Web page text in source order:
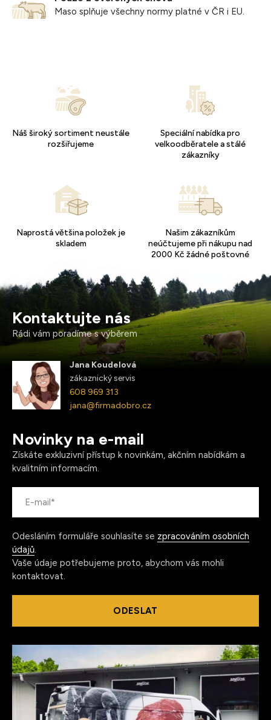
Maso splňuje všechny normy platné v ČR i EU.
Náš široký sortiment neustále
rozšiřujeme
Speciální nabídka pro
velkoodběratele a stálé
zákazníky
Naprostá většina položek je
skladem
Našim zákazníkům
neúčtujeme při nákupu nad
2000 Kč žádné poštovné
Kontaktujte nás
Rádi vám poradíme s výběrem
Jana Koudelová
zákaznický servis
608 969 313
jana@firmadobro.cz
Novinky na e-mail
Získáte exkluzivní přístup k novinkám, akčním nabídkám a
kvalitním informacím.
Odesláním formuláře souhlasíte se zpracováním osobních
údajů.
Vaše údaje potřebujeme proto, abychom vás mohli
kontaktovat.
ODESLAT